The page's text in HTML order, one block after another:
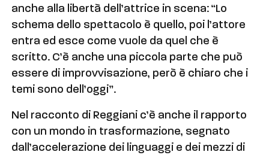
anche alla libertà dell’attrice in scena: “Lo
schema dello spettacolo è quello, poi l’attore
entra ed esce come vuole da quel che è
scritto. C’è anche una piccola parte che può
essere di improvvisazione, però è chiaro che i
temi sono dell’oggi”.
Nel racconto di Reggiani c’è anche il rapporto
con un mondo in trasformazione, segnato
dall’accelerazione dei linguaggi e dei mezzi di